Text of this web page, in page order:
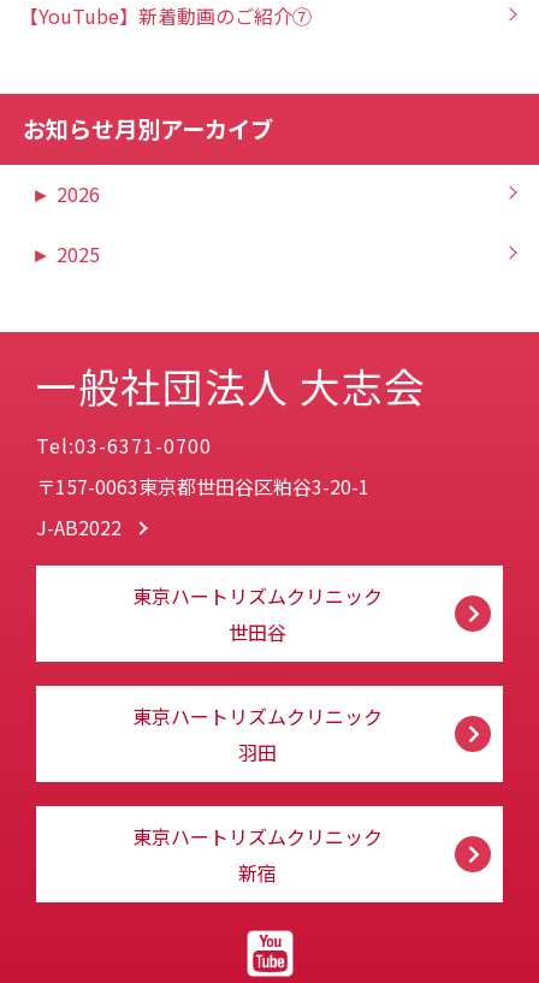
【YouTube】新着動画のご紹介⑦
お知らせ月別アーカイブ
► 2026
► 2025
一般社団法人 大志会
Tel:03-6371-0700
〒157-0063東京都世田谷区粕谷3-20-1
J-AB2022
東京ハートリズムクリニック
世田谷
東京ハートリズムクリニック
羽田
東京ハートリズムクリニック
新宿